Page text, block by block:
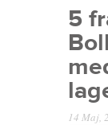
5
14 Maj,